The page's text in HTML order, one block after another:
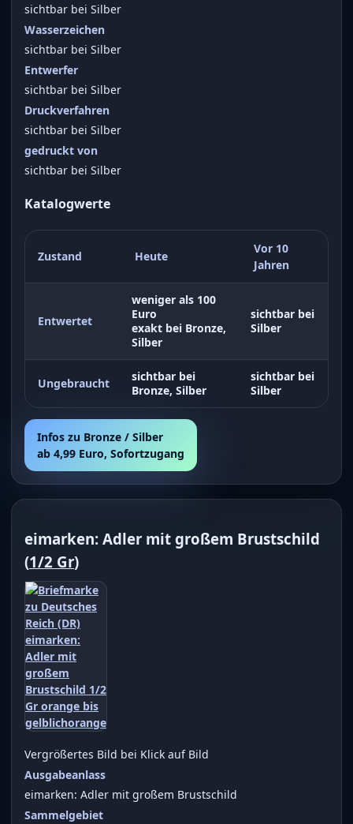
sichtbar bei Silber
Wasserzeichen
sichtbar bei Silber
Entwerfer
sichtbar bei Silber
Druckverfahren
sichtbar bei Silber
gedruckt von
sichtbar bei Silber
Katalogwerte
Zustand Heute
Vor 10
Jahren
Entwertet
weniger als 100
Euro
exakt bei Bronze,
Silber
sichtbar bei
Silber
Ungebraucht
sichtbar bei
Bronze, Silber
sichtbar bei
Silber
Infos zu Bronze / Silber
ab 4,99 Euro, Sofortzugang
eimarken: Adler mit großem Brustschild
(1/2 Gr)
Vergrößertes Bild bei Klick auf Bild
Ausgabeanlass
eimarken: Adler mit großem Brustschild
Sammelgebiet